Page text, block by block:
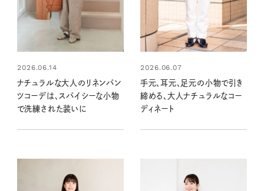
2026.06.14
ナチュラルな大人のリネンパン
ツコーデは、スパイシーな小物
で洗練された装いに
2026.06.07
手元、耳元、足元の小物で引き
締める、大人ナチュラルなコー
ディネート